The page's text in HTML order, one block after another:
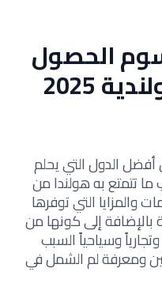
الحصول
2025
أفضل الدول التي يحلم
تتمتع به هولندا من
والمزايا التي توفرها
بالإضافة إلى كونها من
وسياحياً السبب
ومعرفة لم الشمل في